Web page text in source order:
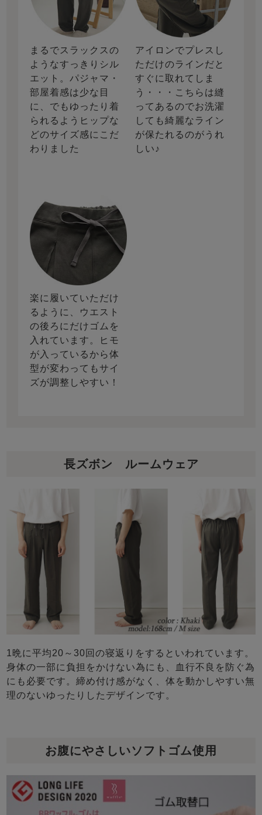
まるでスラックスの
ようなすっきりシル
エット。パジャマ・
部屋着感は少な目
に、でもゆったり着
られるようヒップな
どのサイズ感にこだ
わりました
アイロンでプレスし
ただけのラインだと
すぐに取れてしま
う・・・こちらは縫
ってあるのでお洗濯
しても綺麗なライン
が保たれるのがうれ
しい♪
楽に履いていただけ
るように、ウエスト
の後ろにだけゴムを
入れています。ヒモ
が入っているから体
型が変わってもサイ
ズが調整しやすい！
長ズボン ルームウェア
1晩に平均20～30回の寝返りをするといわれています。
身体の一部に負担をかけない為にも、血行不良を防ぐ為
にも必要です。締め付け感がなく、体を動かしやすい無
理のないゆったりしたデザインです。
お腹にやさしいソフトゴム使用